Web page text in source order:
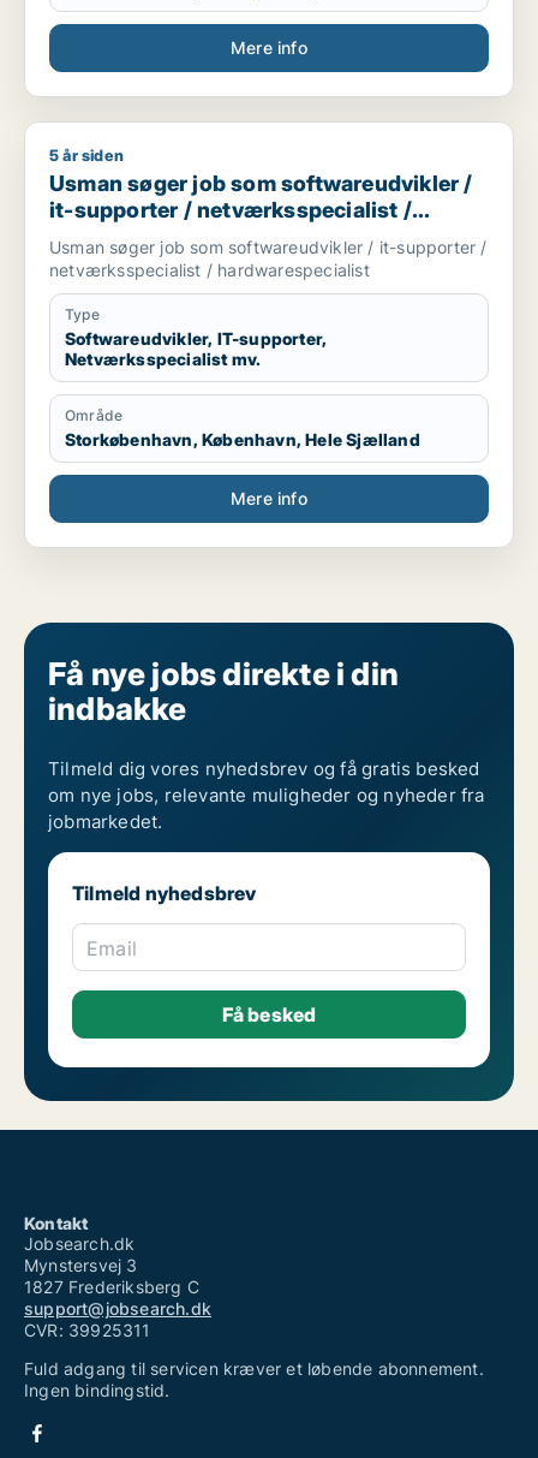
Mere info
Usman søger job som softwareudvikler / it-supporter /
5 år siden
Usman søger job som softwareudvikler /
it-supporter / netværksspecialist /
hardwarespecialist
Usman søger job som softwareudvikler / it-supporter /
netværksspecialist / hardwarespecialist
Type
Softwareudvikler, IT-supporter,
Netværksspecialist mv.
Område
Storkøbenhavn, København, Hele Sjælland
Mere info
Få nye jobs direkte i din
indbakke
Tilmeld dig vores nyhedsbrev og få gratis besked
om nye jobs, relevante muligheder og nyheder fra
jobmarkedet.
Tilmeld nyhedsbrev
Email
Kontakt
Jobsearch.dk
Mynstersvej 3
1827 Frederiksberg C
support@jobsearch.dk
CVR: 39925311
Fuld adgang til servicen kræver et løbende abonnement.
Ingen bindingstid.